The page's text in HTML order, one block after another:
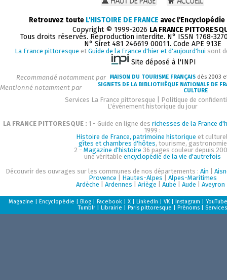
Retrouvez toute L'HISTOIRE DE FRANCE avec
Copyright © 1999-2026 LA FRANCE
Tous droits réservés. Reproduction interdite. N° ISSN 1768-
N° Siret 481 246619 00011. Code APE 913E
La France pittoresque et Guide de la France d'hier et d'aujourd'hui sont
Site déposé à l'INPI
Recommandé notamment par MAISON DU TOURISME FRANÇAIS dès 2003
Mentionné notamment par
SIGNETS DE LA BIBLIOTHÈQUE NATIONALE DE
CULTURE
Services La France pittoresque
Politique de
L'événement historique du jour
LA FRANCE PITTORESQUE : 1 - Guide en ligne des richesses de la France
1999 :
Histoire de France, patrimoine historique et
gîtes et chambres d'hôtes, tourisme, gastronomie
2 - Magazine d'histoire 36 pages couleur depuis
une véritable encyclopédie de la vie d'autrefois
Découvrir des ouvrages sur les communes de nos départements : Ain
Provence
Hautes-Alpes
Alpes-Maritimes
Ardèche
Ardennes Ariège Aube Aude Aveyron
Magazine Encyclopédie Blog Facebook X LinkedIn VK Instagram
YouTube
Tumblr
Librairie Paris pittoresque Prénoms Services